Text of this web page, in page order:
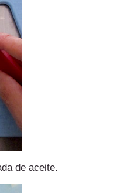
de aceite.